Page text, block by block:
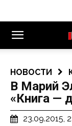
НОВОСТИ
В Марий
«Книга —
23.09.2015,